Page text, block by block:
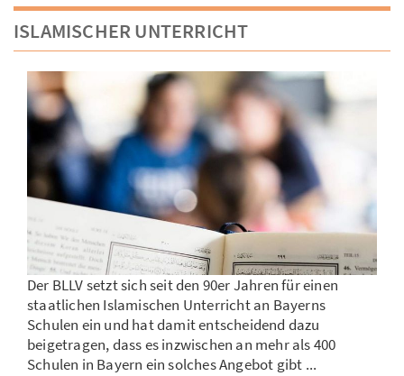
ISLAMISCHER UNTERRICHT
Der BLLV setzt sich seit den 90er Jahren für einen
staatlichen Islamischen Unterricht an Bayerns
Schulen ein und hat damit entscheidend dazu
beigetragen, dass es inzwischen an mehr als 400
Schulen in Bayern ein solches Angebot gibt ...